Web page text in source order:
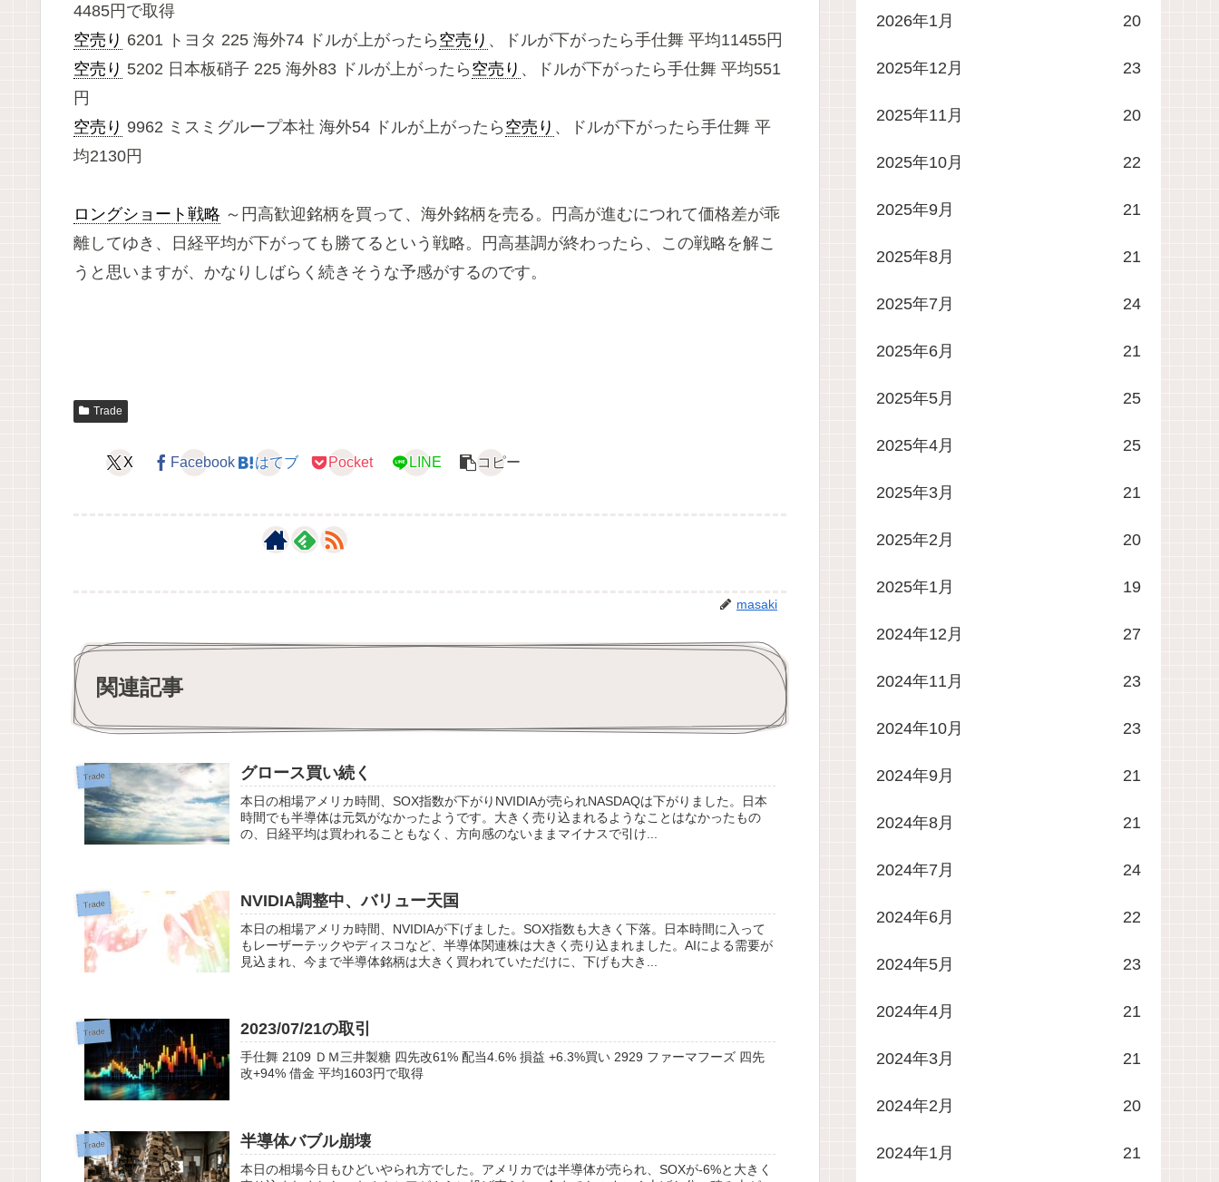
4485円で取得
空売り 6201 トヨタ 225 海外74 ドルが上がったら 空売り 、ドルが下がったら手仕舞 平均11455円
空売り 5202 日本板硝子 225 海外83 ドルが上がったら 空売り 、ドルが下がったら手仕舞 平均551
円
空売り 9962 ミスミグループ本社 海外54 ドルが上がったら 空売り 、ドルが下がったら手仕舞 平
均2130円
ロングショート戦略 ～円高歓迎銘柄を買って、海外銘柄を売る。円高が進むにつれて価格差が乖
離してゆき、日経平均が下がっても勝てるという戦略。円高基調が終わったら、この戦略を解こ
うと思いますが、かなりしばらく続きそうな予感がするのです。
Trade
X Facebook はてブ Pocket LINE コピー
masaki
関連記事
Trade グロース買い続く
本日の相場アメリカ時間、SOX指数が下がりNVIDIAが売られNASDAQは下がりました。日本
時間でも半導体は元気がなかったようです。大きく売り込まれるようなことはなかったもの
の、日経平均は買われることもなく、方向感のないままマイナスで引け...
Trade NVIDIA調整中、バリュー天国
本日の相場アメリカ時間、NVIDIAが下げました。SOX指数も大きく下落。日本時間に入って
もレーザーテックやディスコなど、半導体関連株は大きく売り込まれました。AIによる需要が
見込まれ、今まで半導体銘柄は大きく買われていただけに、下げも大き...
Trade 2023/07/21の取引
手仕舞 2109 ＤＭ三井製糖 四先改61% 配当4.6% 損益 +6.3%買い 2929 ファーマフーズ 四先
改+94% 借金 平均1603円で取得
Trade 半導体バブル崩壊
本日の相場今日もひどいやられ方でした。アメリカでは半導体が売られ、SOXが-6%と大きく
2026年1月 20
2025年12月 23
2025年11月 20
2025年10月 22
2025年9月 21
2025年8月 21
2025年7月 24
2025年6月 21
2025年5月 25
2025年4月 25
2025年3月 21
2025年2月 20
2025年1月 19
2024年12月 27
2024年11月 23
2024年10月 23
2024年9月 21
2024年8月 21
2024年7月 24
2024年6月 22
2024年5月 23
2024年4月 21
2024年3月 21
2024年2月 20
2024年1月 21